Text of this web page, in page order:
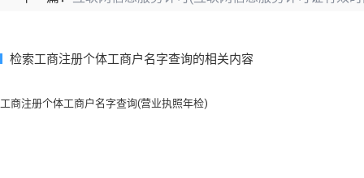
检索工商注册个体工商户名字查询的相关内容
工商注册个体工商户名字查询(营业执照年检)